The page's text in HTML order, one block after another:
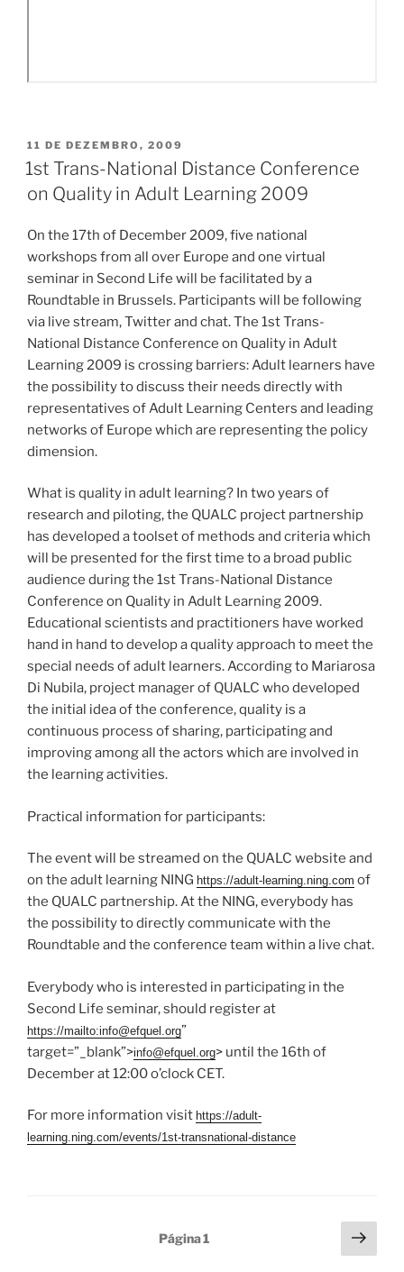
PUBLICADO
EM
11 DE DEZEMBRO, 2009
1st Trans-National Distance Conference
on Quality in Adult Learning 2009
On the 17th of December 2009, five national
workshops from all over Europe and one virtual
seminar in Second Life will be facilitated by a
Roundtable in Brussels. Participants will be following
via live stream, Twitter and chat. The 1st Trans-
National Distance Conference on Quality in Adult
Learning 2009 is crossing barriers: Adult learners have
the possibility to discuss their needs directly with
representatives of Adult Learning Centers and leading
networks of Europe which are representing the policy
dimension.
What is quality in adult learning? In two years of
research and piloting, the QUALC project partnership
has developed a toolset of methods and criteria which
will be presented for the first time to a broad public
audience during the 1st Trans-National Distance
Conference on Quality in Adult Learning 2009.
Educational scientists and practitioners have worked
hand in hand to develop a quality approach to meet the
special needs of adult learners. According to Mariarosa
Di Nubila, project manager of QUALC who developed
the initial idea of the conference, quality is a
continuous process of sharing, participating and
improving among all the actors which are involved in
the learning activities.
Practical information for participants:
The event will be streamed on the QUALC website and
on the adult learning NING https://adult-learning.ning.com of
the QUALC partnership. At the NING, everybody has
the possibility to directly communicate with the
Roundtable and the conference team within a live chat.
Everybody who is interested in participating in the
Second Life seminar, should register at
https://mailto:info@efquel.org”
target=”_blank”>info@efquel.org> until the 16th of
December at 12:00 o’clock CET.
For more information visit https://adult-
learning.ning.com/events/1st-transnational-distance
Página1